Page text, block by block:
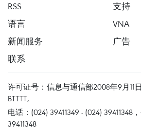
RSS
支持
语言
VNA
新闻服务
广告
联系
许可证号：信息与通信部2008年9月11
BTTTT。
电话：(024) 39411349 - (024) 39411348
39411348